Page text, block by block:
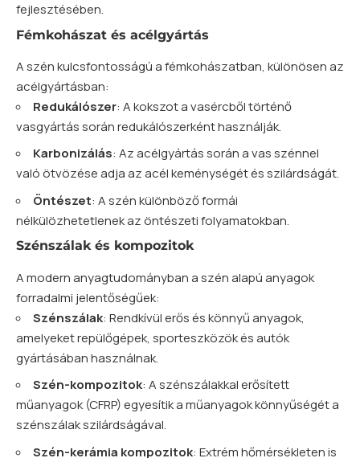
fejlesztésében.
Fémkohászat és acélgyártás
A szén kulcsfontosságú a fémkohászatban, különösen az
acélgyártásban:
Redukálószer: A kokszot a vasércből történő
vasgyártás során redukálószerként használják.
Karbonizálás: Az acélgyártás során a vas szénnel
való ötvözése adja az acél keménységét és szilárdságát.
Öntészet: A szén különböző formái
nélkülözhetetlenek az öntészeti folyamatokban.
Szénszálak és kompozitok
A modern anyagtudományban a szén alapú anyagok
forradalmi jelentőségűek:
Szénszálak: Rendkívül erős és könnyű anyagok,
amelyeket repülőgépek, sporteszközök és autók
gyártásában használnak.
Szén-kompozitok: A szénszálakkal erősített
műanyagok (CFRP) egyesítik a műanyagok könnyűségét a
szénszálak szilárdságával.
Szén-kerámia kompozitok: Extrém hőmérsékleten is